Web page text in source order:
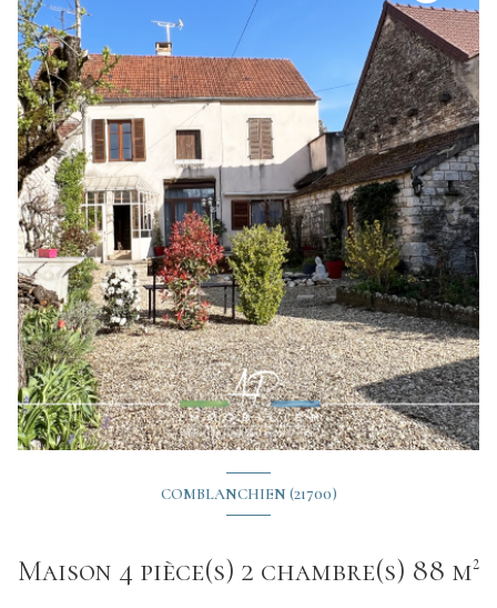
COMBLANCHIEN (21700)
Maison 4 pièce(s) 2 chambre(s) 88 m²